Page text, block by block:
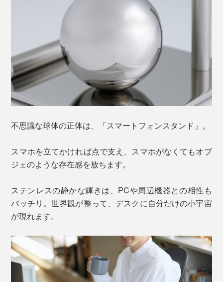
不思議な球体の正体は、「スマートフォンスタンド」。
スマホを立てかければ点で支え、スマホがなくてもオブ
ジェのような存在感を放ちます。
ステンレスの静かな輝きは、PCや周辺機器との相性も
バッチリ。世界観が整って、デスクに自分だけの小宇宙
が現れます。